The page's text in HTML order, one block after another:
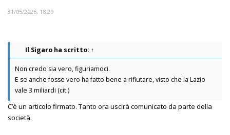
31/05/2026, 18:29
Il Sigaro ha scritto: ↑
Non credo sia vero, figuriamoci.
E se anche fosse vero ha fatto bene a rifiutare, visto che la Lazio
vale 3 miliardi (cit.)
C’è un articolo firmato. Tanto ora uscirà comunicato da parte della
società.